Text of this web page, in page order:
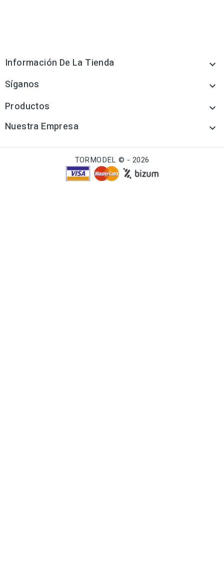
Información De La Tienda 
Síganos 
Productos 
Nuestra Empresa 
TORMODEL © - 2026